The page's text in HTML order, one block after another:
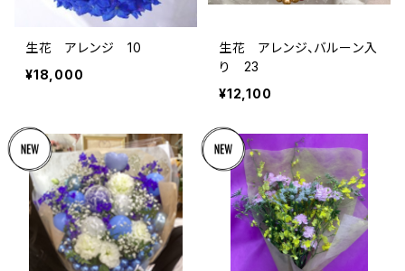
生花 アレンジ 10
¥18,000
生花 アレンジ、バルーン入
り 23
¥12,100